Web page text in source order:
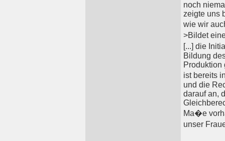
noch
zeigte uns
wie wir
>Bildet
[...] die
Bildung
Produktion
ist bereits
und die
darauf an,
Ma�e
unser